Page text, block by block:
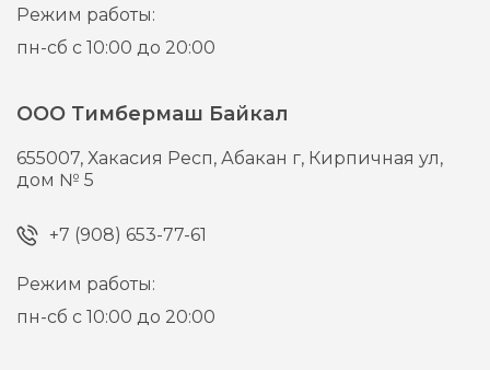
Режим работы:
пн-сб с 10:00 до 20:00
ООО Тимбермаш Байкал
655007,Хакасия Респ, Абакан г, Кирпичная ул,
дом № 5
+7 (908) 653-77-61
Режим работы:
пн-сб с 10:00 до 20:00